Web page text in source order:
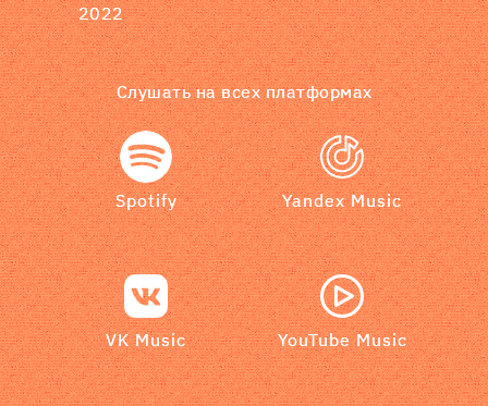
2022
Слушать на всех платформах
Spotify Yandex Music
VK Music YouTube Music